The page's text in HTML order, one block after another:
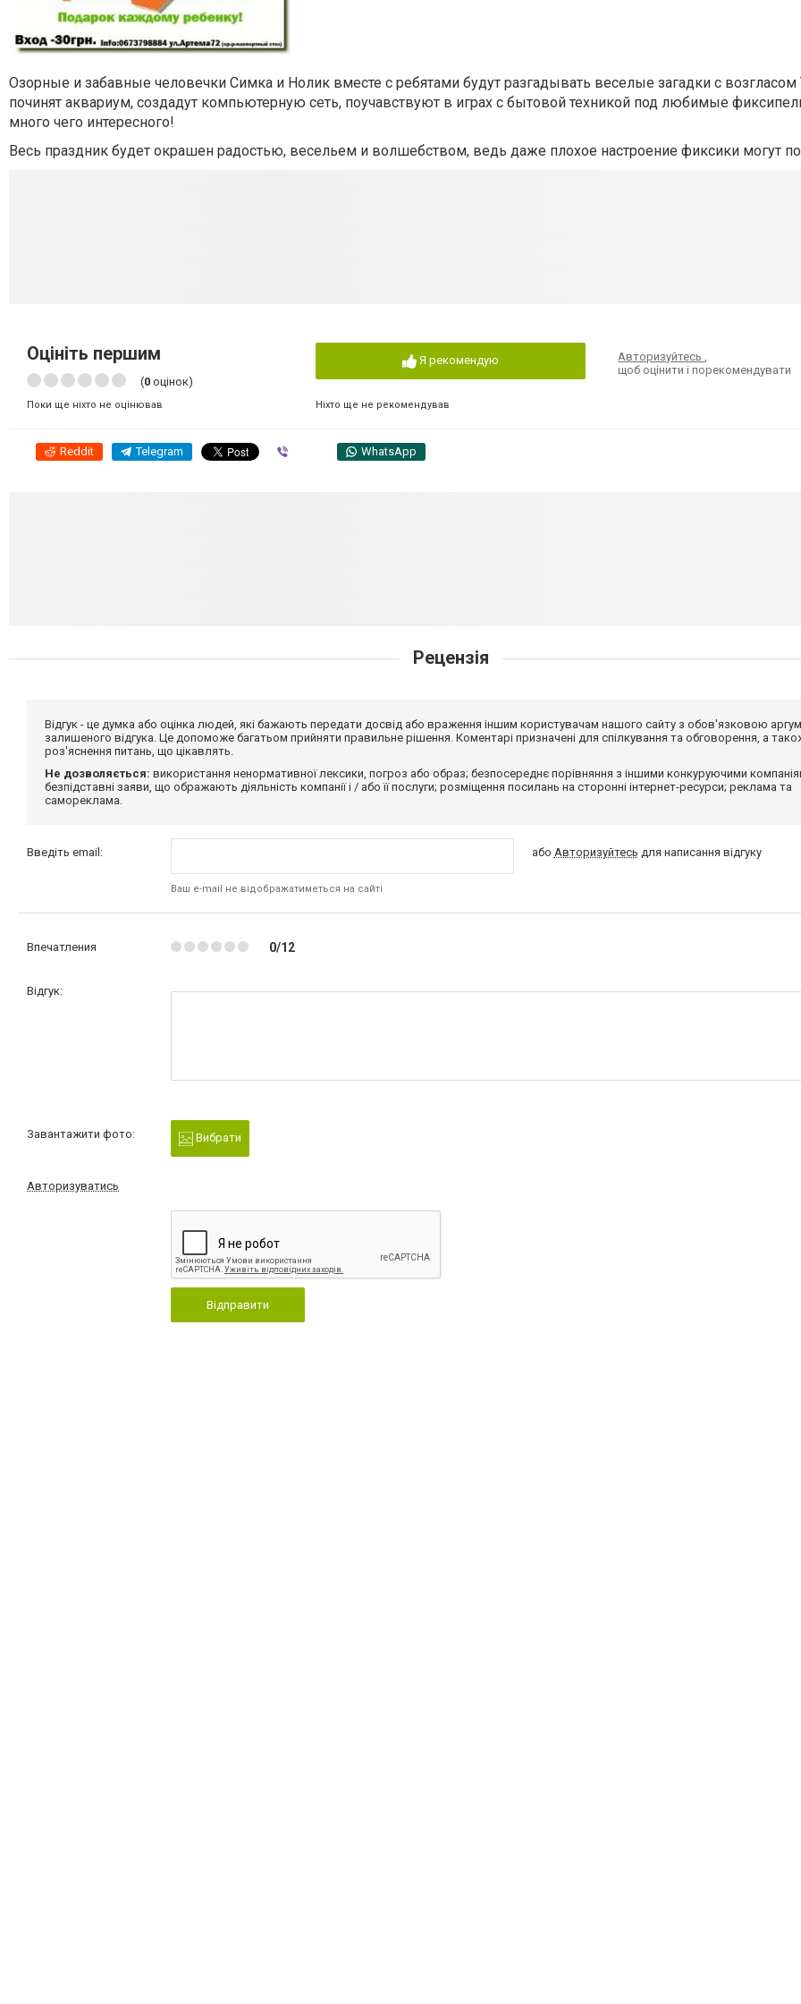
Озорные и забавные человечки Симка и Нолик вместе с ребятами будут разгадывать веселые загадки с
починят аквариум, создадут компьютерную сеть, поучавствуют в играх с бытовой техникой под любимые
много чего интересного!
Весь праздник будет окрашен радостью, весельем и волшебством, ведь даже плохое настроение фиксики могут
Оцініть першим
(0 оцінок)
Поки ще ніхто не оцінював
Я рекомендую
Ніхто ще не рекомендував
Авторизуйтесь
щоб оцінити і порекомендувати
Reddit Telegram WhatsApp
Рецензія
Відгук - це думка або оцінка людей, які бажають передати досвід або враження іншим користувачам нашого сайту з обов'язковою
залишеного відгука. Це допоможе багатьом прийняти правильне рішення. Коментарі призначені для спілкування та обговорення, а
роз'яснення питань, що цікавлять.
Не дозволяється: використання ненормативної лексики, погроз або образ; безпосереднє порівняння з іншими конкуруючими
безпідставні заяви, що ображають діяльність компанії і / або її послуги; розміщення посилань на сторонні інтернет-ресурси; реклама та
самореклама.
Введіть email:
Ваш e-mail не відображатиметься на сайті
або Авторизуйтесь для написання відгуку
Впечатления 0/12
Відгук:
Завантажити фото: Вибрати
Авторизуватись
Відправити